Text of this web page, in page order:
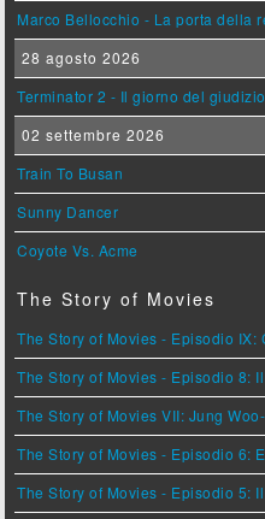
Marco Bellocchio - La porta della
28 agosto 2026
Terminator 2 - Il giorno del giudizio
02 settembre 2026
Train To Busan
Sunny Dancer
Coyote Vs. Acme
The Story of Movies
The Story of Movies - Episodio IX:
The Story of Movies - Episodio 8:
The Story of Movies VII: Jung
The Story of Movies - Episodio 6:
The Story of Movies - Episodio 5: